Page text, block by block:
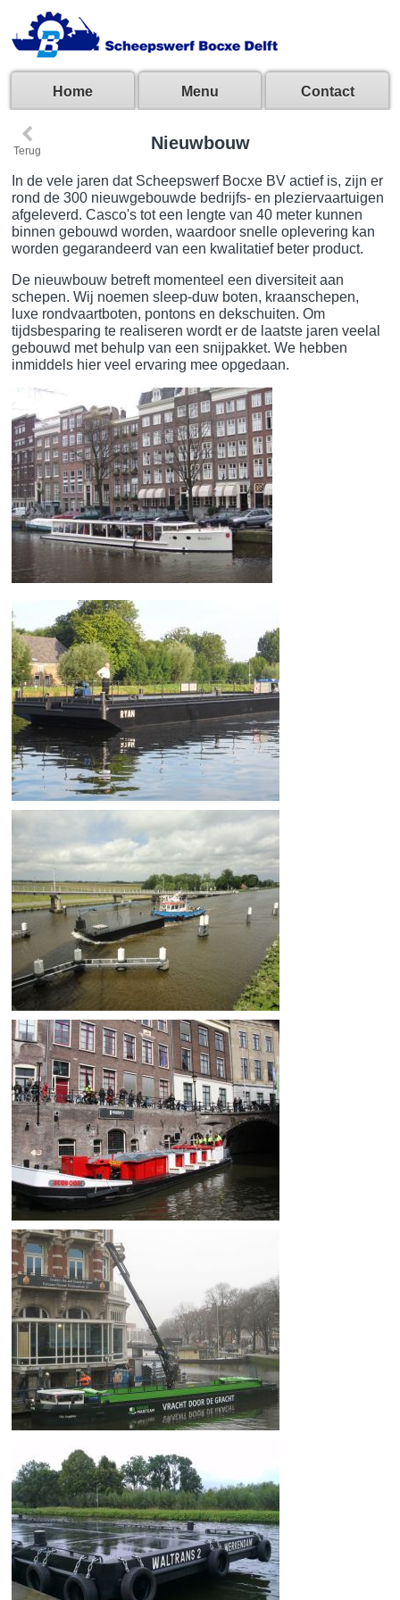
Home Menu Contact
‹
Terug Nieuwbouw
In de vele jaren dat Scheepswerf Bocxe BV actief is, zijn er
rond de 300 nieuwgebouwde bedrijfs- en pleziervaartuigen
afgeleverd. Casco's tot een lengte van 40 meter kunnen
binnen gebouwd worden, waardoor snelle oplevering kan
worden gegarandeerd van een kwalitatief beter product.
De nieuwbouw betreft momenteel een diversiteit aan
schepen. Wij noemen sleep-duw boten, kraanschepen,
luxe rondvaartboten, pontons en dekschuiten. Om
tijdsbesparing te realiseren wordt er de laatste jaren veelal
gebouwd met behulp van een snijpakket. We hebben
inmiddels hier veel ervaring mee opgedaan.